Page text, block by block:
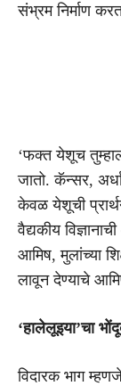
संभ्रम निर्माण
‘फक्त येशूच
जातो. कॅन्सर,
केवळ येशूची
वैद्यकीय
आमिष, मुलांच्या
लावून देण्याचे
‘हालेलूइया’चा
विदारक भाग